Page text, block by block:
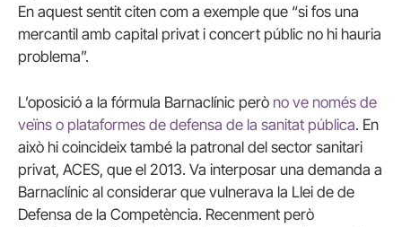
En aquest sentit citen com a exemple que “si fos una
mercantil amb capital privat i concert públic no hi hauria
problema”.
L’oposició a la fórmula Barnaclínic però no ve només de
veïns o plataformes de defensa de la sanitat pública. En
això hi coincideix també la patronal del sector sanitari
privat, ACES, que el 2013. Va interposar una demanda a
Barnaclínic al considerar que vulnerava la Llei de de
Defensa de la Competència. Recenment però